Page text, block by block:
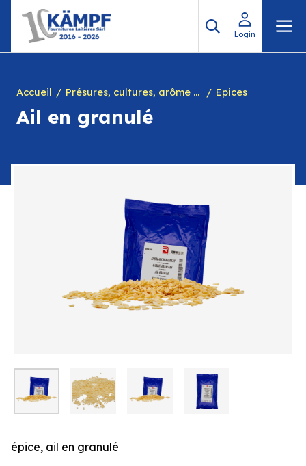
contenu
Login
Accueil Présures, cultures, arôme à yogourt, marques, chiffres en caséine et divers Epices
Ail en granulé
épice, ail en granulé